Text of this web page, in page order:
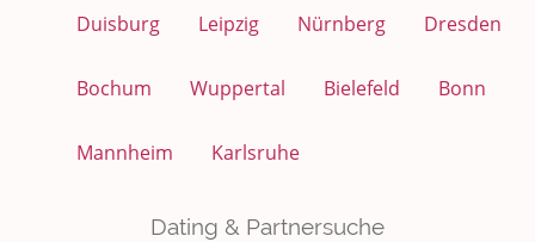
Duisburg Leipzig Nürnberg Dresden
Bochum Wuppertal Bielefeld Bonn
Mannheim Karlsruhe
Dating & Partnersuche